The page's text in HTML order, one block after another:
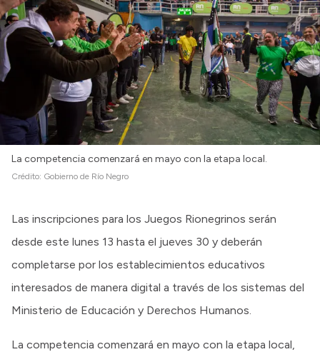
La competencia comenzará en mayo con la etapa local.
Crédito: Gobierno de Río Negro
Las inscripciones para los Juegos Rionegrinos serán
desde este lunes 13 hasta el jueves 30 y deberán
completarse por los establecimientos educativos
interesados de manera digital a través de los sistemas del
Ministerio de Educación y Derechos Humanos.
La competencia comenzará en mayo con la etapa local,